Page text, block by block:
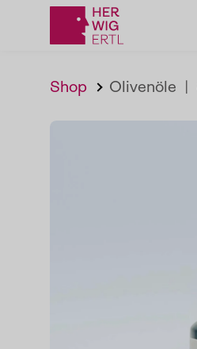
Shop Olivenöle |